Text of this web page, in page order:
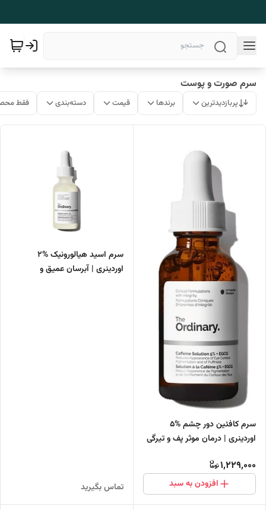
سرم صورت و پوست
پربازدیدترین برندها قیمت دسته‌بندی فقط
سرم کافئین دور چشم %5
اوردینری | درمان موثر پف و تیرگی
1,229,000
افزودن به سبد
سرم اسید هیالورونیک %2
اوردینری | آبرسان عمیق و
تماس بگیرید